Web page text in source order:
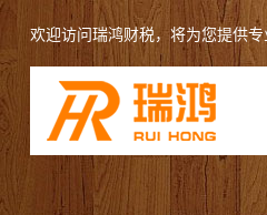
欢迎访问瑞鸿财税，将为您提供